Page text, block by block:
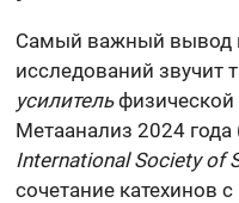
Самый важный вывод
исследований звучит
усилительфизической
Метаанализ 2024 года
International Society of
сочетание катехинов